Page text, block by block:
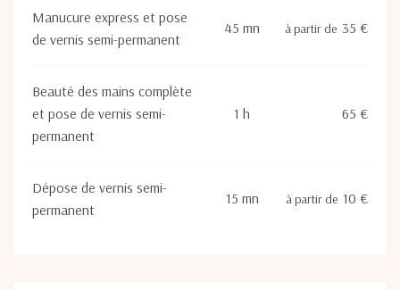
Manucure express et pose
de vernis semi-permanent
45 mn à partir de 35 €
Beauté des mains complète
et pose de vernis semi-
permanent
1 h 65 €
Dépose de vernis semi-
permanent
15 mn à partir de 10 €